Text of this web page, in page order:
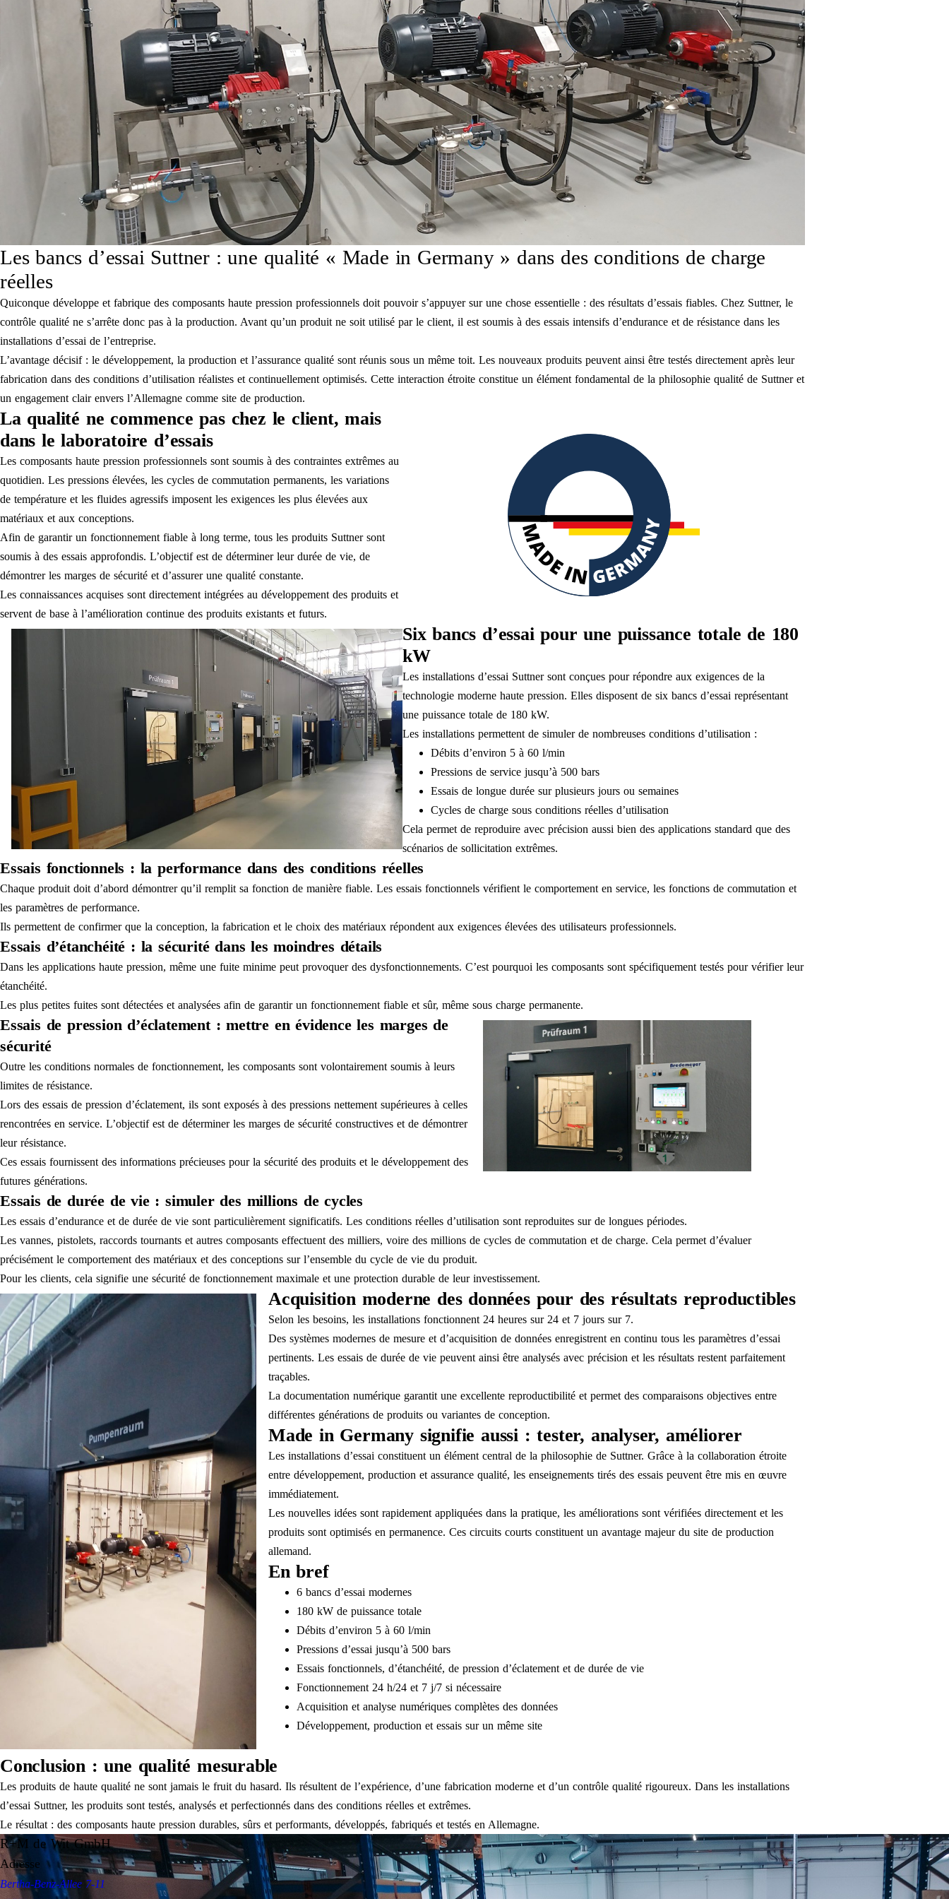
Les bancs d’essai Suttner : une qualité « Made in Germany » dans des conditions de charge
réelles
Quiconque développe et fabrique des composants haute pression professionnels doit pouvoir s’appuyer sur une chose essentielle : des résultats d’essais fiables. Chez Suttner, le
contrôle qualité ne s’arrête donc pas à la production. Avant qu’un produit ne soit utilisé par le client, il est soumis à des essais intensifs d’endurance et de résistance dans les
installations d’essai de l’entreprise.
L’avantage décisif : le développement, la production et l’assurance qualité sont réunis sous un même toit. Les nouveaux produits peuvent ainsi être testés directement après leur
fabrication dans des conditions d’utilisation réalistes et continuellement optimisés. Cette interaction étroite constitue un élément fondamental de la philosophie qualité de Suttner et
un engagement clair envers l’Allemagne comme site de production.
La qualité ne commence pas chez le client, mais
dans le laboratoire d’essais
Les composants haute pression professionnels sont soumis à des contraintes extrêmes au
quotidien. Les pressions élevées, les cycles de commutation permanents, les variations
de température et les fluides agressifs imposent les exigences les plus élevées aux
matériaux et aux conceptions.
Afin de garantir un fonctionnement fiable à long terme, tous les produits Suttner sont
soumis à des essais approfondis. L’objectif est de déterminer leur durée de vie, de
démontrer les marges de sécurité et d’assurer une qualité constante.
Les connaissances acquises sont directement intégrées au développement des produits et
servent de base à l’amélioration continue des produits existants et futurs.
Six bancs d’essai pour une puissance totale de 180
kW
Les installations d’essai Suttner sont conçues pour répondre aux exigences de la
technologie moderne haute pression. Elles disposent de six bancs d’essai représentant
une puissance totale de 180 kW.
Les installations permettent de simuler de nombreuses conditions d’utilisation :
Débits d’environ 5 à 60 l/min
Pressions de service jusqu’à 500 bars
Essais de longue durée sur plusieurs jours ou semaines
Cycles de charge sous conditions réelles d’utilisation
Cela permet de reproduire avec précision aussi bien des applications standard que des
scénarios de sollicitation extrêmes.
Essais fonctionnels : la performance dans des conditions réelles
Chaque produit doit d’abord démontrer qu’il remplit sa fonction de manière fiable. Les essais fonctionnels vérifient le comportement en service, les fonctions de commutation et
les paramètres de performance.
Ils permettent de confirmer que la conception, la fabrication et le choix des matériaux répondent aux exigences élevées des utilisateurs professionnels.
Essais d’étanchéité : la sécurité dans les moindres détails
Dans les applications haute pression, même une fuite minime peut provoquer des dysfonctionnements. C’est pourquoi les composants sont spécifiquement testés pour vérifier leur
étanchéité.
Les plus petites fuites sont détectées et analysées afin de garantir un fonctionnement fiable et sûr, même sous charge permanente.
Essais de pression d’éclatement : mettre en évidence les marges de
sécurité
Outre les conditions normales de fonctionnement, les composants sont volontairement soumis à leurs
limites de résistance.
Lors des essais de pression d’éclatement, ils sont exposés à des pressions nettement supérieures à celles
rencontrées en service. L’objectif est de déterminer les marges de sécurité constructives et de démontrer
leur résistance.
Ces essais fournissent des informations précieuses pour la sécurité des produits et le développement des
futures générations.
Essais de durée de vie : simuler des millions de cycles
Les essais d’endurance et de durée de vie sont particulièrement significatifs. Les conditions réelles d’utilisation sont reproduites sur de longues périodes.
Les vannes, pistolets, raccords tournants et autres composants effectuent des milliers, voire des millions de cycles de commutation et de charge. Cela permet d’évaluer
précisément le comportement des matériaux et des conceptions sur l’ensemble du cycle de vie du produit.
Pour les clients, cela signifie une sécurité de fonctionnement maximale et une protection durable de leur investissement.
Acquisition moderne des données pour des résultats reproductibles
Selon les besoins, les installations fonctionnent 24 heures sur 24 et 7 jours sur 7.
Des systèmes modernes de mesure et d’acquisition de données enregistrent en continu tous les paramètres d’essai
pertinents. Les essais de durée de vie peuvent ainsi être analysés avec précision et les résultats restent parfaitement
traçables.
La documentation numérique garantit une excellente reproductibilité et permet des comparaisons objectives entre
différentes générations de produits ou variantes de conception.
Made in Germany signifie aussi : tester, analyser, améliorer
Les installations d’essai constituent un élément central de la philosophie de Suttner. Grâce à la collaboration étroite
entre développement, production et assurance qualité, les enseignements tirés des essais peuvent être mis en œuvre
immédiatement.
Les nouvelles idées sont rapidement appliquées dans la pratique, les améliorations sont vérifiées directement et les
produits sont optimisés en permanence. Ces circuits courts constituent un avantage majeur du site de production
allemand.
En bref
6 bancs d’essai modernes
180 kW de puissance totale
Débits d’environ 5 à 60 l/min
Pressions d’essai jusqu’à 500 bars
Essais fonctionnels, d’étanchéité, de pression d’éclatement et de durée de vie
Fonctionnement 24 h/24 et 7 j/7 si nécessaire
Acquisition et analyse numériques complètes des données
Développement, production et essais sur un même site
Conclusion : une qualité mesurable
Les produits de haute qualité ne sont jamais le fruit du hasard. Ils résultent de l’expérience, d’une fabrication moderne et d’un contrôle qualité rigoureux. Dans les installations
d’essai Suttner, les produits sont testés, analysés et perfectionnés dans des conditions réelles et extrêmes.
Le résultat : des composants haute pression durables, sûrs et performants, développés, fabriqués et testés en Allemagne.
R+M de Wit GmbH
Adresse
Bertha-Benz-Allee 7-11